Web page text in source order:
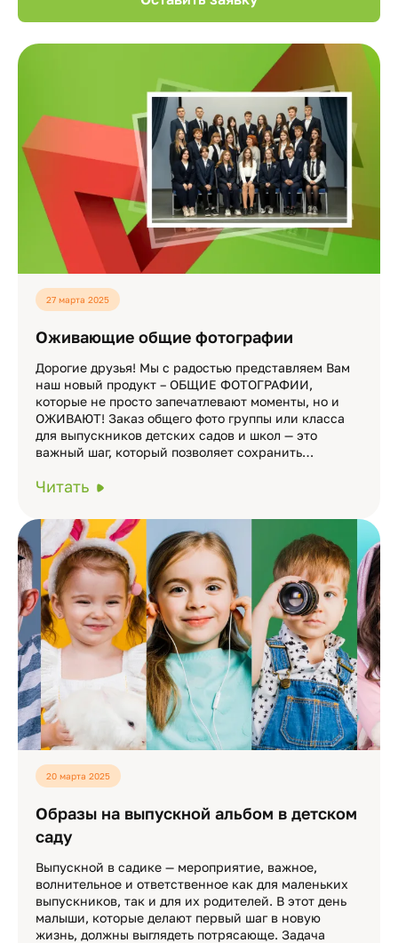
27 марта 2025
Оживающие общие фотографии
Дорогие друзья! Мы с радостью представляем Вам
наш новый продукт – ОБЩИЕ ФОТОГРАФИИ,
которые не просто запечатлевают моменты, но и
ОЖИВАЮТ! Заказ общего фото группы или класса
для выпускников детских садов и школ — это
важный шаг, который позволяет сохранить…
Читать
20 марта 2025
Образы на выпускной альбом в детском
саду
Выпускной в садике — мероприятие, важное,
волнительное и ответственное как для маленьких
выпускников, так и для их родителей. В этот день
малыши, которые делают первый шаг в новую
жизнь, должны выглядеть потрясающе. Задача